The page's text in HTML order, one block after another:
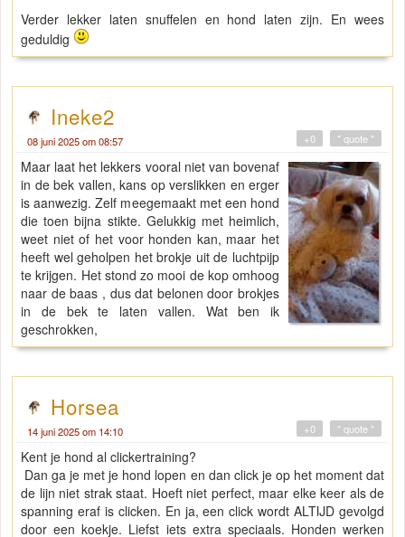
Verder lekker laten snuffelen en hond laten zijn. En wees
geduldig
Ineke2
08 juni 2025 om 08:57 " quote "
+0
Maar laat het lekkers vooral niet van bovenaf
in de bek vallen, kans op verslikken en erger
is aanwezig. Zelf meegemaakt met een hond
die toen bijna stikte. Gelukkig met heimlich,
weet niet of het voor honden kan, maar het
heeft wel geholpen het brokje uit de luchtpijp
te krijgen. Het stond zo mooi de kop omhoog
naar de baas , dus dat belonen door brokjes
in de bek te laten vallen. Wat ben ik
geschrokken,
Horsea
14 juni 2025 om 14:10 " quote "
+0
Kent je hond al clickertraining?
Dan ga je met je hond lopen en dan click je op het moment dat
de lijn niet strak staat. Hoeft niet perfect, maar elke keer als de
spanning eraf is clicken. En ja, een click wordt ALTIJD gevolgd
door een koekje. Liefst iets extra speciaals. Honden werken